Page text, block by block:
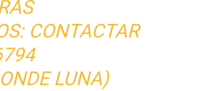
CONTACTAR
LUNA)